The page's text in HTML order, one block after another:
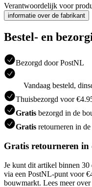
Verantwoordelijk voor
informatie over de fabrikant
Bestel- en
Bezorgd door PostNL
Vandaag besteld,
Thuisbezorgd voor
Gratis bezorgd in de
Gratis retourneren in
Gratis retourneren
Je kunt dit artikel binnen 30
via een PostNL-punt voor
bouwmarkt. Lees meer over